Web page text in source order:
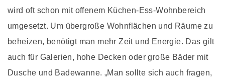
wird oft schon mit offenem Küchen-Ess-Wohnbereich
umgesetzt. Um übergroße Wohnflächen und Räume zu
beheizen, benötigt man mehr Zeit und Energie. Das gilt
auch für Galerien, hohe Decken oder große Bäder mit
Dusche und Badewanne. „Man sollte sich auch fragen,